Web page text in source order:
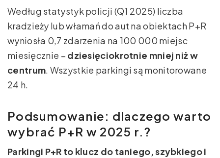
Według statystyk policji (Q1 2025) liczba
kradzieży lub włamań do aut na obiektach P+R
wyniosła 0,7 zdarzenia na 100 000 miejsc
miesięcznie – dziesięciokrotnie mniej niż w
centrum. Wszystkie parkingi są monitorowane
24 h.
Podsumowanie: dlaczego warto
wybrać P+R w 2025 r.?
Parkingi P+R to klucz do taniego, szybkiego i